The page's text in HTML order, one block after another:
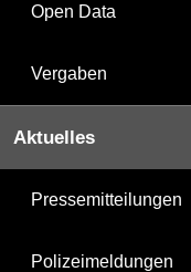
Open Data
Vergaben
Aktuelles
Pressemitteilungen
Polizeimeldungen